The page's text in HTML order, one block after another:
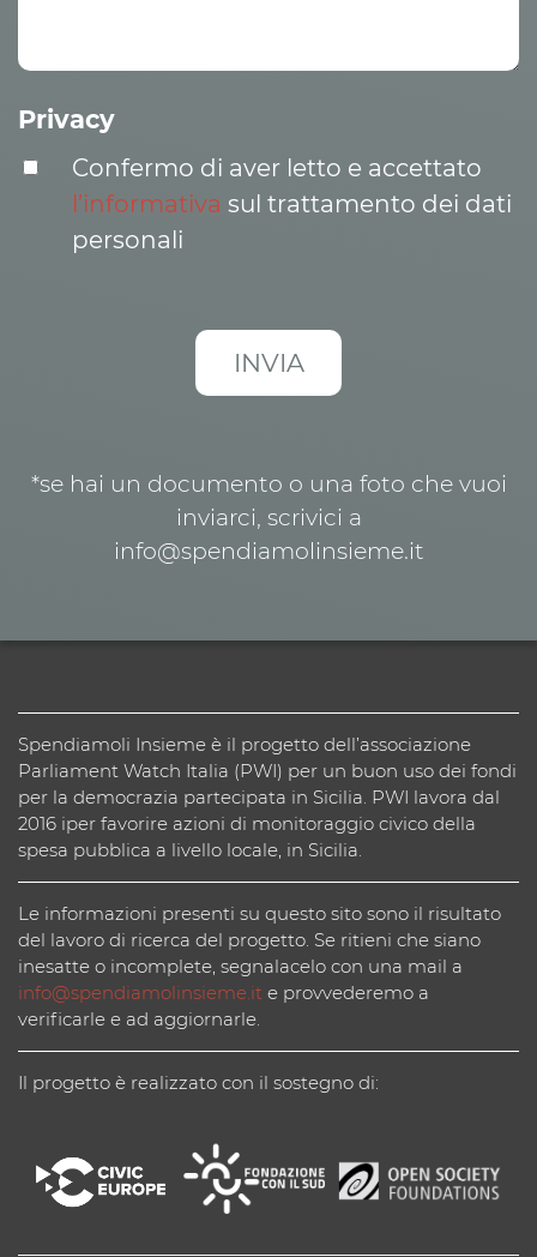
Privacy
Confermo di aver letto e accettato
l’informativa sul trattamento dei dati
personali
*se hai un documento o una foto che vuoi
inviarci, scrivici a
info@spendiamolinsieme.it
Spendiamoli Insieme è il progetto dell’associazione
Parliament Watch Italia (PWI) per un buon uso dei fondi
per la democrazia partecipata in Sicilia. PWI lavora dal
2016 iper favorire azioni di monitoraggio civico della
spesa pubblica a livello locale, in Sicilia.
Le informazioni presenti su questo sito sono il risultato
del lavoro di ricerca del progetto. Se ritieni che siano
inesatte o incomplete, segnalacelo con una mail a
info@spendiamolinsieme.it e provvederemo a
verificarle e ad aggiornarle.
Il progetto è realizzato con il sostegno di: